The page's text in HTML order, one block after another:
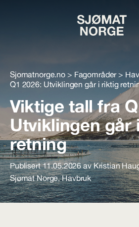
Sjomatnorge.no > Fagområder>
Q1 2026: Utviklingen går i riktig
Viktige tall fra
Utviklingen går
retning
Publisert 11.05.2026 av Kristian
Sjømat Norge,Havbruk